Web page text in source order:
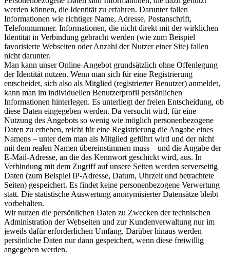
werden können, die Identität zu erfahren. Darunter fallen
Informationen wie richtiger Name, Adresse, Postanschrift,
Telefonnummer. Informationen, die nicht direkt mit der wirklichen
Identität in Verbindung gebracht werden (wie zum Beispiel
favorisierte Webseiten oder Anzahl der Nutzer einer Site) fallen
nicht darunter.
Man kann unser Online-Angebot grundsätzlich ohne Offenlegung
der Identität nutzen. Wenn man sich für eine Registrierung
entscheidet, sich also als Mitglied (registrierter Benutzer) anmeldet,
kann man im individuellen Benutzerprofil persönlichen
Informationen hinterlegen. Es unterliegt der freien Entscheidung, ob
diese Daten eingegeben werden. Da versucht wird, für eine
Nutzung des Angebots so wenig wie möglich personenbezogene
Daten zu erheben, reicht für eine Registrierung die Angabe eines
Namens – unter dem man als Mitglied geführt wird und der nicht
mit dem realen Namen übereinstimmen muss – und die Angabe der
E-Mail-Adresse, an die das Kennwort geschickt wird, aus. In
Verbindung mit dem Zugriff auf unsere Seiten werden serverseitig
Daten (zum Beispiel IP-Adresse, Datum, Uhrzeit und betrachtete
Seiten) gespeichert. Es findet keine personenbezogene Verwertung
statt. Die statistische Auswertung anonymisierter Datensätze bleibt
vorbehalten.
Wir nutzen die persönlichen Daten zu Zwecken der technischen
Administration der Webseiten und zur Kundenverwaltung nur im
jeweils dafür erforderlichen Umfang. Darüber hinaus werden
persönliche Daten nur dann gespeichert, wenn diese freiwillig
angegeben werden.